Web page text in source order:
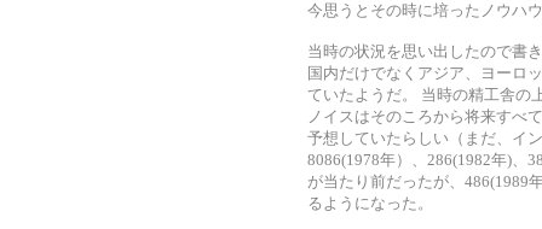
今思うとその時に培ったノウハ
当時の状況を思い出したので書
国内だけでなくアジア、ヨーロ
ていたようだ。 当時の精工舎の
ノイスはそのころから将来すべ
予想していたらしい（まだ、イ
8086(1978年）、286(1982年)、
が当たり前だったが、486(1989
るようになった。